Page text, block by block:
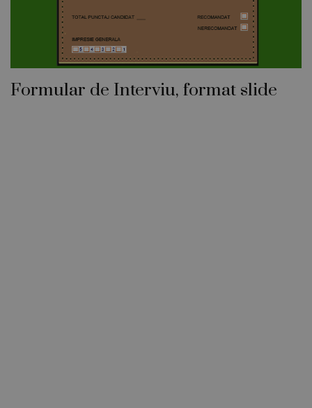
Formular de Interviu, format slide